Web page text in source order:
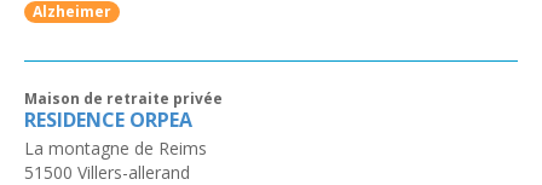
Alzheimer
Maison de retraite privée
RESIDENCE ORPEA
La montagne de Reims
51500 Villers-allerand